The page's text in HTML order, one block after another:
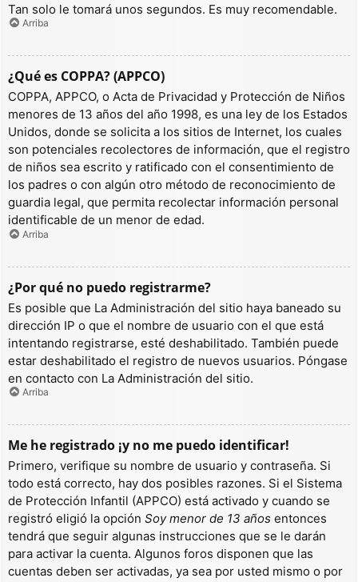
Tan solo le tomará unos segundos. Es muy recomendable.
Arriba
¿Qué es COPPA? (APPCO)
COPPA, APPCO, o Acta de Privacidad y Protección de Niños
menores de 13 años del año 1998, es una ley de los Estados
Unidos, donde se solicita a los sitios de Internet, los cuales
son potenciales recolectores de información, que el registro
de niños sea escrito y ratificado con el consentimiento de
los padres o con algún otro método de reconocimiento de
guardia legal, que permita recolectar información personal
identificable de un menor de edad.
Arriba
¿Por qué no puedo registrarme?
Es posible que La Administración del sitio haya baneado su
dirección IP o que el nombre de usuario con el que está
intentando registrarse, esté deshabilitado. También puede
estar deshabilitado el registro de nuevos usuarios. Póngase
en contacto con La Administración del sitio.
Arriba
Me he registrado ¡y no me puedo identificar!
Primero, verifique su nombre de usuario y contraseña. Si
todo está correcto, hay dos posibles razones. Si el Sistema
de Protección Infantil (APPCO) está activado y cuando se
registró eligió la opción Soy menor de 13 años entonces
tendrá que seguir algunas instrucciones que se le darán
para activar la cuenta. Algunos foros disponen que las
cuentas deben ser activadas, ya sea por usted mismo o por